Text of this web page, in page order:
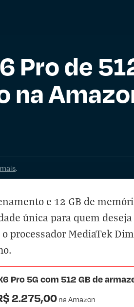
Pro de
na
.
e 12 GB de
única para quem
processador MediaTek
Pro 5G com 512 GB de
2.275,00 na Amazon